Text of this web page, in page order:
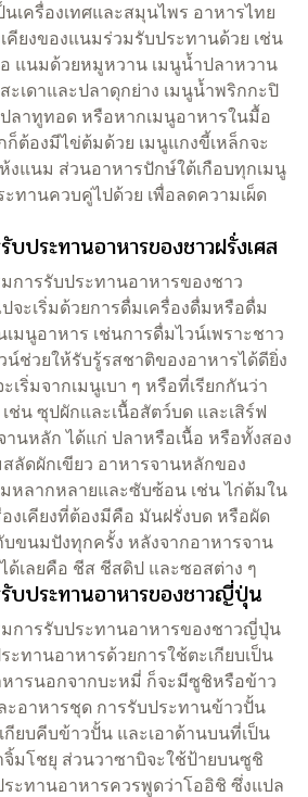
เครื่องเทศและสมุนไพร อาหารไทย
คียงของแนมร่วมรับประทานด้วย เช่น
อ แนมด้วยหมูหวาน เมนูน้ำปลาหวาน
ะเดาและปลาดุกย่าง เมนูน้ำพริกกะปิ
ลาทูทอด หรือหากเมนูอาหารในมื้อ
ต้องมีไข่ต้มด้วย เมนูแกงขี้เหล็กจะ
งแนม ส่วนอาหารปักษ์ใต้เกือบทุกเมนู
ทานควบคู่ไปด้วย เพื่อลดความเผ็ด
ประทานอาหารของชาวฝรั่งเศส
รับประทานอาหารของชาว
ปจะเริ่มด้วยการดื่มเครื่องดื่มหรือดื่ม
มนูอาหาร เช่นการดื่มไวน์เพราะชาว
วน์ช่วยให้รับรู้รสชาติของอาหารได้ดียิ่ง
เริ่มจากเมนูเบา ๆ หรือที่เรียกกันว่า
เช่น ซุปผักและเนื้อสัตว์บด และเสิร์ฟ
านหลัก ได้แก่ ปลาหรือเนื้อ หรือทั้งสอง
ลัดผักเขียว อาหารจานหลักของ
มหลากหลายและซับซ้อน เช่น ไก่ต้มใน
งเคียงที่ต้องมีคือ มันฝรั่งบด หรือผัด
บขนมปังทุกครั้ง หลังจากอาหารจาน
ด้เลยคือ ชีส ชีสดิป และซอสต่าง ๆ
บประทานอาหารของชาวญี่ปุ่น
รับประทานอาหารของชาวญี่ปุ่น
ะทานอาหารด้วยการใช้ตะเกียบเป็น
ารนอกจากบะหมี่ ก็จะมีซูชิหรือข้าว
ะอาหารชุด การรับประทานข้าวปั้น
กียบคีบข้าวปั้น และเอาด้านบนที่เป็น
มโชยุ ส่วนวาซาบิจะใช้ป้ายบนซูชิ
ระทานอาหารควรพูดว่าโออิชิ ซึ่งแปล